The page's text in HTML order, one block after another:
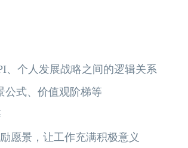
个人发展战略之间的逻辑关系
式、价值观阶梯等
愿景，让工作充满积极意义